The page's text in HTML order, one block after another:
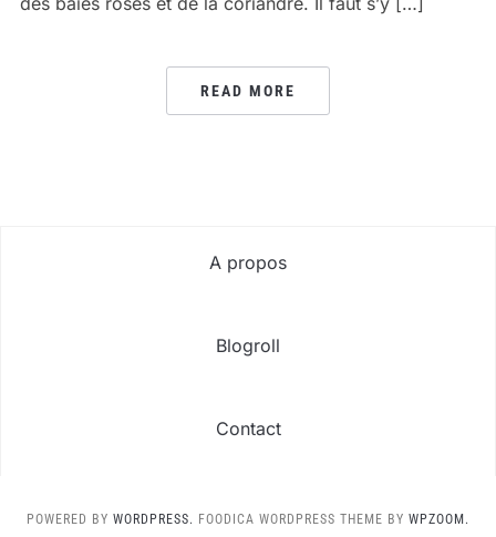
READ MORE
A propos
Blogroll
Contact
POWERED BY WORDPRESS. FOODICA WORDPRESS THEME BY WPZOOM.